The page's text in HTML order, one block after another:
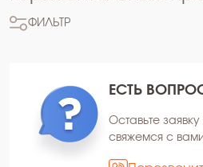
ФИЛЬТР
ЕСТЬ
Оставьте
свяжемся с